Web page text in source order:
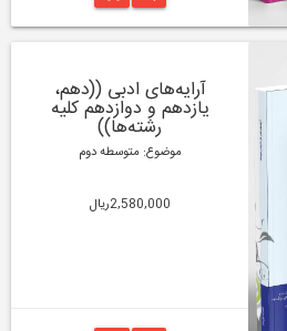
آرایه‌های ادبی ((دهم،
یازدهم و دوازدهم کلیه
رشته‌‌ها))
موضوع: متوسطه دوم
2,580,000ریال